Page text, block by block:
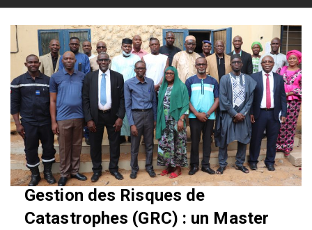
content
Gestion des Risques de
Catastrophes (GRC) : un Master